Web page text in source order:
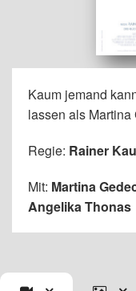
Kaum jemand
lassen als
Regie: Rainer
Mit: Martina
Angelika Thonas